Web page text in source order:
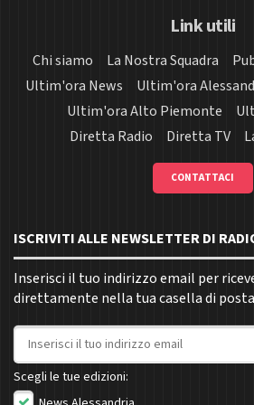
Link utili
Chi siamo La Nostra Squadra
Ultim'ora News
Ultim'ora
Ultim'ora Alto Piemonte
Diretta Radio
Diretta TV
CONTATTACI
ISCRIVITI ALLE NEWSLETTER DI
Inserisci il tuo indirizzo email per
direttamente nella tua casella di
Indirizzo email
Scegli le tue edizioni: